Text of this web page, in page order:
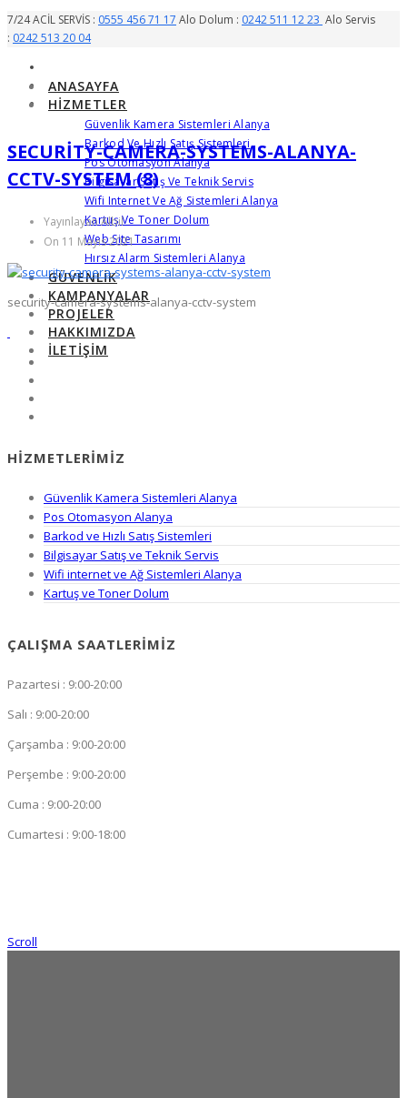
7/24 ACİL SERVİS : 0555 456 71 17 Alo Dolum : 0242 511 12 23 Alo Servis
: 0242 513 20 04
ANASAYFA
HIZMETLER
Güvenlik Kamera Sistemleri Alanya
Barkod Ve Hızlı Satış Sistemleri
Pos Otomasyon Alanya
Bilgisayar Satış Ve Teknik Servis
Wifi Internet Ve Ağ Sistemleri Alanya
Kartuş Ve Toner Dolum
Web Site Tasarımı
Hırsız Alarm Sistemleri Alanya
GÜVENLIK
KAMPANYALAR
PROJELER
HAKKIMIZDA
İLETIŞIM
SECURITY-CAMERA-SYSTEMS-ALANYA-
CCTV-SYSTEM (8)
Yayınlayan Albil
On 11 Mayıs 2021
security-camera-systems-alanya-cctv-system
HIZMETLERIMIZ
Güvenlik Kamera Sistemleri Alanya
Pos Otomasyon Alanya
Barkod ve Hızlı Satış Sistemleri
Bilgisayar Satış ve Teknik Servis
Wifi internet ve Ağ Sistemleri Alanya
Kartuş ve Toner Dolum
ÇALIŞMA SAATLERIMIZ
Pazartesi : 9:00-20:00
Salı : 9:00-20:00
Çarşamba : 9:00-20:00
Perşembe : 9:00-20:00
Cuma : 9:00-20:00
Cumartesi : 9:00-18:00
Scroll